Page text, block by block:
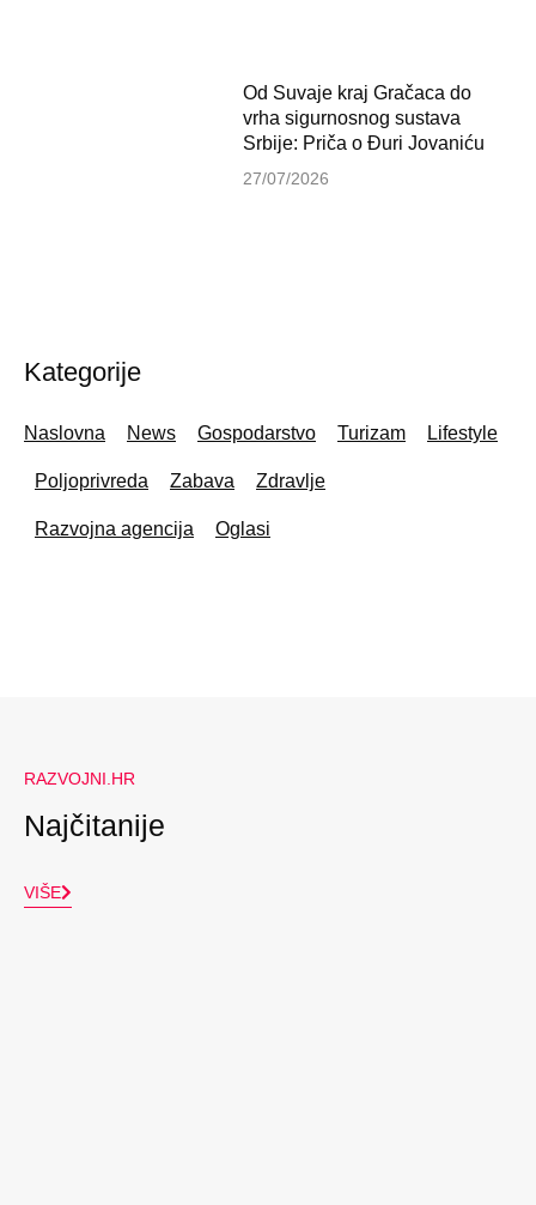
Od Suvaje kraj Gračaca do
vrha sigurnosnog sustava
Srbije: Priča o Đuri Jovaniću
27/07/2026
Kategorije
Naslovna News Gospodarstvo Turizam Lifestyle
Poljoprivreda Zabava Zdravlje
Razvojna agencija Oglasi
RAZVOJNI.HR
Najčitanije
VIŠE